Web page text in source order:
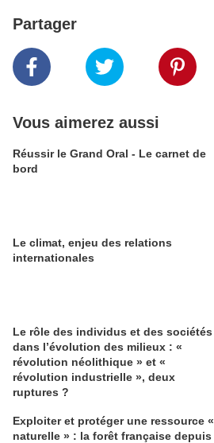
Partager
Vous aimerez aussi
Réussir le Grand Oral - Le carnet de
bord
Le climat, enjeu des relations
internationales
Le rôle des individus et des sociétés
dans l’évolution des milieux : «
révolution néolithique » et «
révolution industrielle », deux
ruptures ?
Exploiter et protéger une ressource «
naturelle » : la forêt française depuis